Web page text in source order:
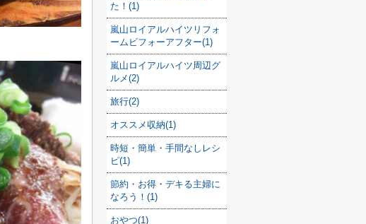
た！(1)
嵐山ロイアルハイツリフォ
ームビフォーアフター(1)
嵐山ロイアルハイツ周辺グ
ルメ(2)
旅行(2)
オススメ収納(1)
時短・簡単・手間なしレシ
ピ(1)
節約・お得・デキる主婦に
なろう！(1)
おやつ(1)